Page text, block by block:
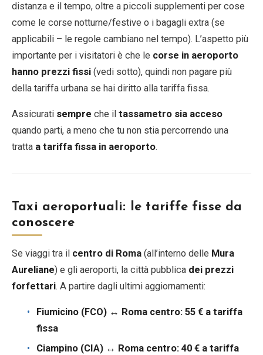
distanza e il tempo, oltre a piccoli supplementi per cose
come le corse notturne/festive o i bagagli extra (se
applicabili – le regole cambiano nel tempo). L’aspetto più
importante per i visitatori è che le corse in aeroporto
hanno prezzi fissi (vedi sotto), quindi non pagare più
della tariffa urbana se hai diritto alla tariffa fissa.
Assicurati sempre che il tassametro sia acceso
quando parti, a meno che tu non stia percorrendo una
tratta a tariffa fissa in aeroporto.
Taxi aeroportuali: le tariffe fisse da
conoscere
Se viaggi tra il centro di Roma (all’interno delle Mura
Aureliane) e gli aeroporti, la città pubblica dei prezzi
forfettari. A partire dagli ultimi aggiornamenti:
Fiumicino (FCO) ↔ Roma centro: 55 € a tariffa
fissa
Ciampino (CIA) ↔ Roma centro: 40 € a tariffa